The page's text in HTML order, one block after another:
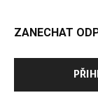
ZANECHAT